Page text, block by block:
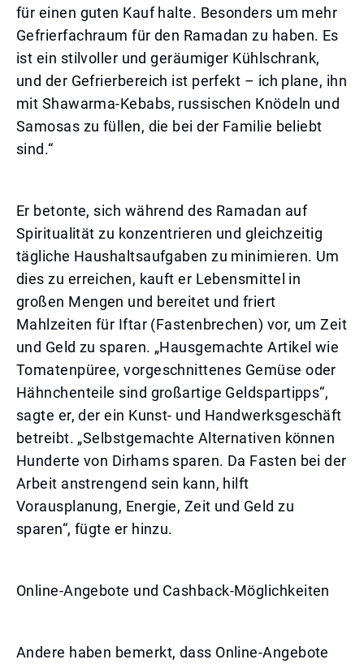
für einen guten Kauf halte. Besonders um mehr
Gefrierfachraum für den Ramadan zu haben. Es
ist ein stilvoller und geräumiger Kühlschrank,
und der Gefrierbereich ist perfekt – ich plane, ihn
mit Shawarma-Kebabs, russischen Knödeln und
Samosas zu füllen, die bei der Familie beliebt
sind.“
Er betonte, sich während des Ramadan auf
Spiritualität zu konzentrieren und gleichzeitig
tägliche Haushaltsaufgaben zu minimieren. Um
dies zu erreichen, kauft er Lebensmittel in
großen Mengen und bereitet und friert
Mahlzeiten für Iftar (Fastenbrechen) vor, um Zeit
und Geld zu sparen. „Hausgemachte Artikel wie
Tomatenpüree, vorgeschnittenes Gemüse oder
Hähnchenteile sind großartige Geldspartipps“,
sagte er, der ein Kunst- und Handwerksgeschäft
betreibt. „Selbstgemachte Alternativen können
Hunderte von Dirhams sparen. Da Fasten bei der
Arbeit anstrengend sein kann, hilft
Vorausplanung, Energie, Zeit und Geld zu
sparen“, fügte er hinzu.
Online-Angebote und Cashback-Möglichkeiten
Andere haben bemerkt, dass Online-Angebote